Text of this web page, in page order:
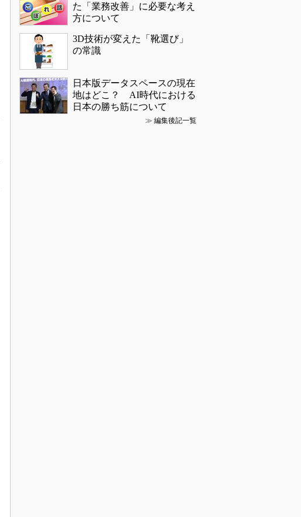
た「業務改善」に必要な考え
方について
3D技術が変えた「靴選び」
の常識
日本版データスペースの現在
地はどこ？ AI時代における
日本の勝ち筋について
≫ 編集後記一覧